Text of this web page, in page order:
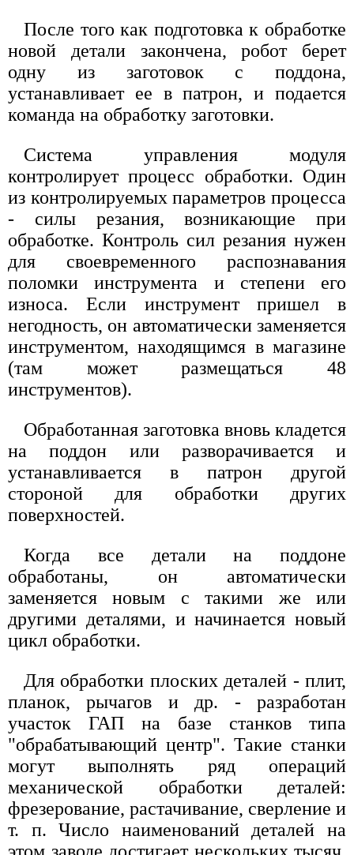
После того как подготовка к обработке
новой детали закончена, робот берет
одну из заготовок с поддона,
устанавливает ее в патрон, и подается
команда на обработку заготовки.
Система управления модуля
контролирует процесс обработки. Один
из контролируемых параметров процесса
- силы резания, возникающие при
обработке. Контроль сил резания нужен
для своевременного распознавания
поломки инструмента и степени его
износа. Если инструмент пришел в
негодность, он автоматически заменяется
инструментом, находящимся в магазине
(там может размещаться 48
инструментов).
Обработанная заготовка вновь кладется
на поддон или разворачивается и
устанавливается в патрон другой
стороной для обработки других
поверхностей.
Когда все детали на поддоне
обработаны, он автоматически
заменяется новым с такими же или
другими деталями, и начинается новый
цикл обработки.
Для обработки плоских деталей - плит,
планок, рычагов и др. - разработан
участок ГАП на базе станков типа
"обрабатывающий центр". Такие станки
могут выполнять ряд операций
механической обработки деталей:
фрезерование, растачивание, сверление и
т. п. Число наименований деталей на